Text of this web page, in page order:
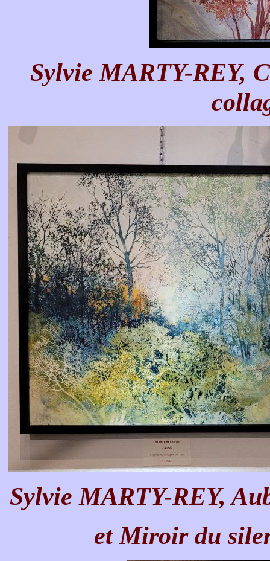
Sylvie MARTY-REY,
Sylvie MARTY-REY,
et Miroir du